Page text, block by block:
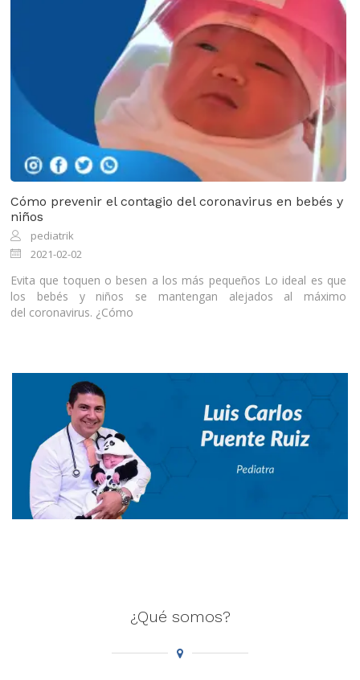
Cómo prevenir el contagio del coronavirus en bebés y
niños
pediatrik
2021-02-02
Evita que toquen o besen a los más pequeños Lo ideal es que
los bebés y niños se mantengan alejados al máximo
del coronavirus. ¿Cómo
¿Qué somos?